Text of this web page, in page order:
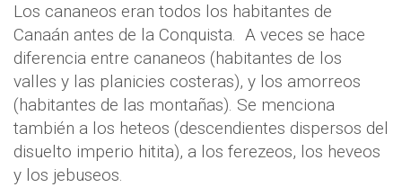
Los cananeos eran todos los habitantes de
Canaán antes de la Conquista. A veces se hace
diferencia entre cananeos (habitantes de los
valles y las planicies costeras), y los amorreos
(habitantes de las montañas). Se menciona
también a los heteos (descendientes dispersos del
disuelto imperio hitita), a los ferezeos, los heveos
y los jebuseos.